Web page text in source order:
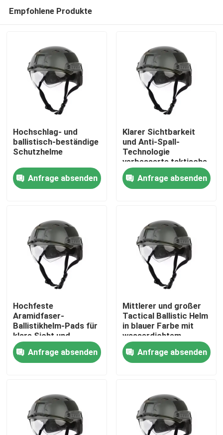
Zu Hause
Produkte
Über uns
Werksbesichtigung
Qualitätskontrolle
Neuigkeiten
Militärische taktische Abnutzung
Militärische taktische kugelsichere Weste
Empfohlene Produkte
Hochschlag- und
ballistisch-beständige
Schutzhelme
Anfrage absenden
Klarer Sichtbarkeit
und Anti-Spall-
Technologie
verbesserte taktische
ballistische Helm mit
Belüftung
Anfrage absenden
Hochfeste
Aramidfaser-
Ballistikhelm-Pads für
klare Sicht und
Leistung
Anfrage absenden
Mittlerer und großer
Tactical Ballistic Helm
in blauer Farbe mit
wasserdichtem
Merkmal
Anfrage absenden